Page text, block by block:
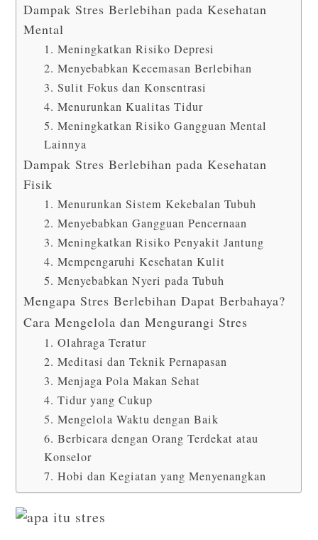
Dampak Stres Berlebihan pada Kesehatan
Mental
1. Meningkatkan Risiko Depresi
2. Menyebabkan Kecemasan Berlebihan
3. Sulit Fokus dan Konsentrasi
4. Menurunkan Kualitas Tidur
5. Meningkatkan Risiko Gangguan Mental
Lainnya
Dampak Stres Berlebihan pada Kesehatan
Fisik
1. Menurunkan Sistem Kekebalan Tubuh
2. Menyebabkan Gangguan Pencernaan
3. Meningkatkan Risiko Penyakit Jantung
4. Mempengaruhi Kesehatan Kulit
5. Menyebabkan Nyeri pada Tubuh
Mengapa Stres Berlebihan Dapat Berbahaya?
Cara Mengelola dan Mengurangi Stres
1. Olahraga Teratur
2. Meditasi dan Teknik Pernapasan
3. Menjaga Pola Makan Sehat
4. Tidur yang Cukup
5. Mengelola Waktu dengan Baik
6. Berbicara dengan Orang Terdekat atau
Konselor
7. Hobi dan Kegiatan yang Menyenangkan